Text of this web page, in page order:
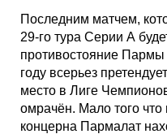
Последним матчем,
29-го тура Серии А
противостояние
году всерьез
место в Лиге
омрачён. Мало того что
концерна Пармалат